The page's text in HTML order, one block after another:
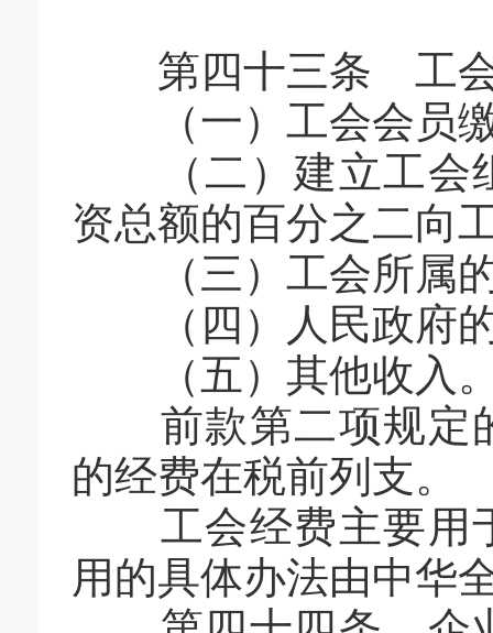
第四十三条 工会
（一）工会会员缴
（二）建立工会组
资总额的百分之二向
（三）工会所属的
（四）人民政府
（五）其他收入
前款第二项规定的
的经费在税前列支。
工会经费主要用于
用的具体办法由中华